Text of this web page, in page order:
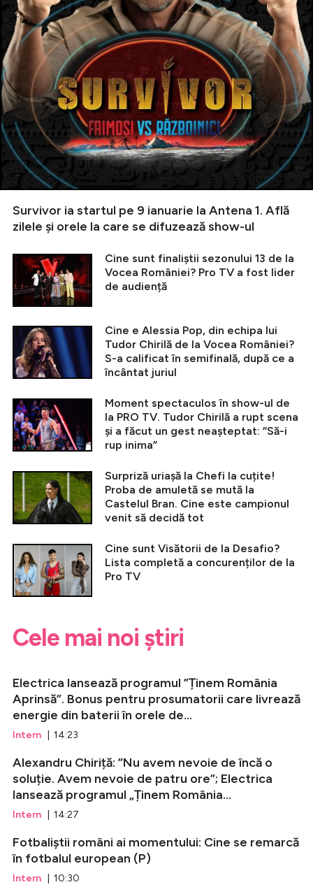
Survivor ia startul pe 9 ianuarie la Antena 1. Află
zilele și orele la care se difuzează show-ul
Cine sunt finaliștii sezonului 13 de la
Vocea României? Pro TV a fost lider
de audiență
Cine e Alessia Pop, din echipa lui
Tudor Chirilă de la Vocea României?
S-a calificat în semifinală, după ce a
încântat juriul
Moment spectaculos în show-ul de
la PRO TV. Tudor Chirilă a rupt scena
și a făcut un gest neașteptat: ”Să-i
rup inima”
Surpriză uriașă la Chefi la cuțite!
Proba de amuletă se mută la
Castelul Bran. Cine este campionul
venit să decidă tot
Cine sunt Visătorii de la Desafio?
Lista completă a concurenților de la
Pro TV
Cele mai noi știri
Electrica lansează programul ”Ținem România
Aprinsă”. Bonus pentru prosumatorii care livrează
energie din baterii în orele de...
Intern | 14:23
Alexandru Chiriță: ”Nu avem nevoie de încă o
soluție. Avem nevoie de patru ore”; Electrica
lansează programul „Ținem România...
Intern | 14:27
Fotbaliștii români ai momentului: Cine se remarcă
în fotbalul european (P)
Intern | 10:30